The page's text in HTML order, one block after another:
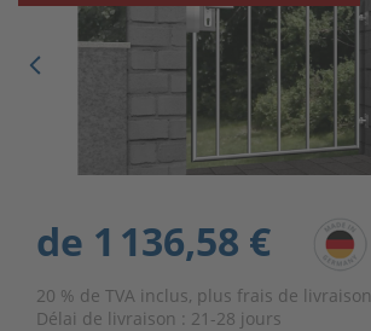
de 1 136,58 €
20 % de TVA inclus, plus frais de livraison
Délai de livraison : 21-28 jours